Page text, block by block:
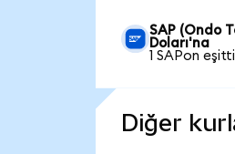
SAP (Ondo
Doları'na
1 SAPon
Diğer